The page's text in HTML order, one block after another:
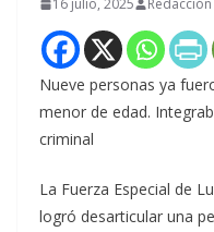
16 julio, 2025
Nueve personas ya
menor de edad.
criminal
La Fuerza Especial de
logró desarticular una